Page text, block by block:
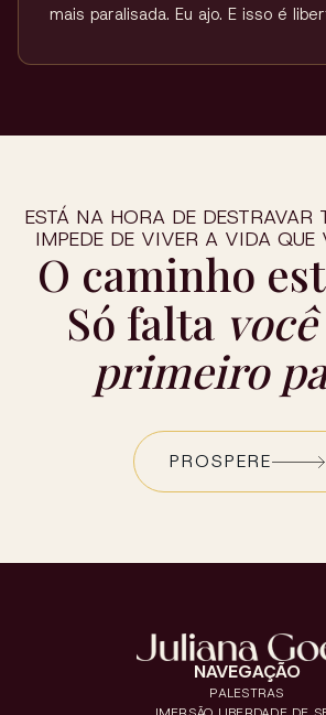
mais paralisada. Eu ajo. E isso é
ESTÁ NA HORA DE DESTRAVAR
IMPEDE DE VIVER A VIDA QUE
O caminho
Só falta
primeiro
PROSPERE
NAVEGAÇÃO
PALESTRAS